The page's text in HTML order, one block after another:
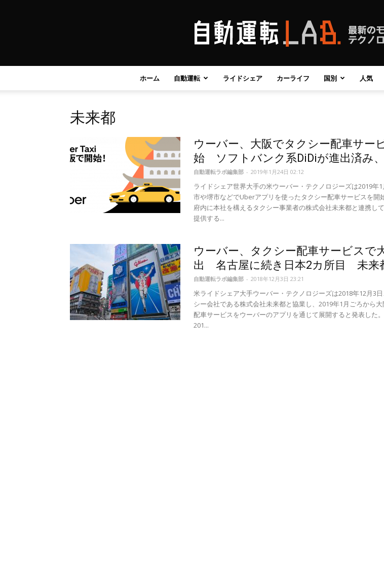
自
動
運
ホーム 自動運転 ライドシェア カーライフ 国別 人気
未来都
ウーバー、大阪でタクシー配車サー
始 ソフトバンク系DiDiが進出済み
自動運転ラボ編集部 - 2019年1月24日 02:12
ライドシェア世界大手の米ウーバー・テクノロジーズは2019年1
市や堺市などでUberアプリを使ったタクシー配車サービスを開
府内に本社を構えるタクシー事業者の株式会社未来都と連携し
提供する...
ウーバー、タクシー配車サービスで
出 名古屋に続き日本2カ所目 未来
自動運転ラボ編集部 - 2018年12月3日 23:21
米ライドシェア大手ウーバー・テクノロジーズは2018年12月3
シー会社である株式会社未来都と協業し、2019年1月ごろから
配車サービスをウーバーのアプリを通じて展開すると発表した
201...